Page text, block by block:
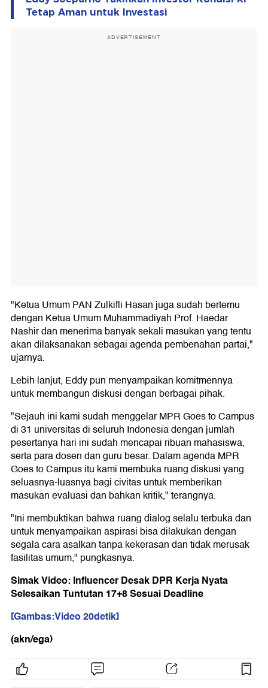
Tetap Aman untuk Investasi
ADVERTISEMENT
"Ketua Umum PAN Zulkifli Hasan juga sudah bertemu
dengan Ketua Umum Muhammadiyah Prof. Haedar
Nashir dan menerima banyak sekali masukan yang tentu
akan dilaksanakan sebagai agenda pembenahan partai,"
ujarnya.
Lebih lanjut, Eddy pun menyampaikan komitmennya
untuk membangun diskusi dengan berbagai pihak.
"Sejauh ini kami sudah menggelar MPR Goes to Campus
di 31 universitas di seluruh Indonesia dengan jumlah
pesertanya hari ini sudah mencapai ribuan mahasiswa,
serta para dosen dan guru besar. Dalam agenda MPR
Goes to Campus itu kami membuka ruang diskusi yang
seluasnya-luasnya bagi civitas untuk memberikan
masukan evaluasi dan bahkan kritik," terangnya.
"Ini membuktikan bahwa ruang dialog selalu terbuka dan
untuk menyampaikan aspirasi bisa dilakukan dengan
segala cara asalkan tanpa kekerasan dan tidak merusak
fasilitas umum," pungkasnya.
Simak Video: Influencer Desak DPR Kerja Nyata
Selesaikan Tuntutan 17+8 Sesuai Deadline
[Gambas:Video 20detik]
(akn/ega)